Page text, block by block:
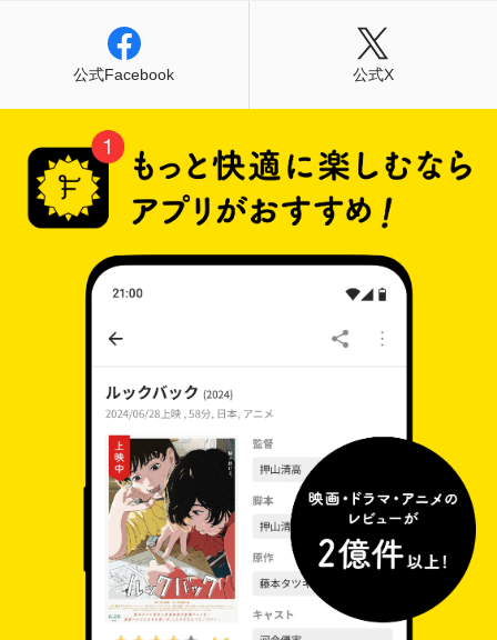
公式Facebook 公式X